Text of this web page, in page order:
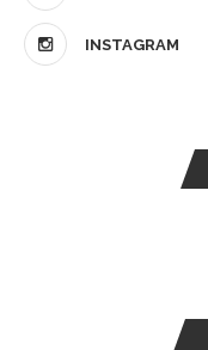
INSTAGRAM